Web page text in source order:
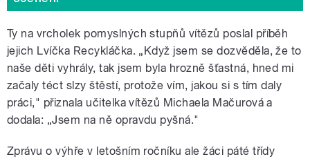
Ty na vrcholek pomyslných stupňů vítězů poslal příběh
jejich Lvíčka Recykláčka. „Když jsem se dozvěděla, že to
naše děti vyhrály, tak jsem byla hrozně šťastná, hned mi
začaly téct slzy štěstí, protože vím, jakou si s tím daly
práci," přiznala učitelka vítězů Michaela Mačurová a
dodala: „Jsem na ně opravdu pyšná."
Zprávu o výhře v letošním ročníku ale žáci páté třídy